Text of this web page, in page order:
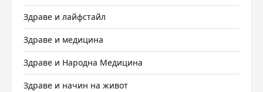
Здраве и лайфстайл
Здраве и медицина
Здраве и Народна Медицина
Здраве и начин на живот